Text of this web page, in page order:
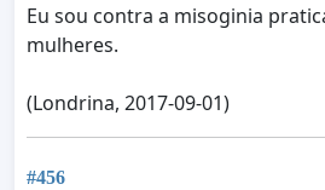
Eu sou contra a misoginia
mulheres.
(Londrina, 2017-09-01)
#456